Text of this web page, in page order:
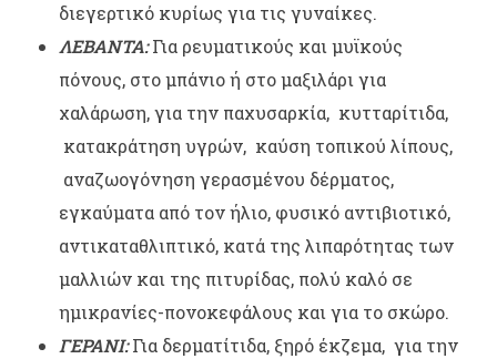
διεγερτικό κυρίως για τις γυναίκες.
ΛΕΒΑΝΤΑ:Για ρευματικούς και μυϊκούς
πόνους, στο μπάνιο ή στο μαξιλάρι για
χαλάρωση, για την παχυσαρκία, κυτταρίτιδα,
κατακράτηση υγρών, καύση τοπικού λίπους,
αναζωογόνηση γερασμένου δέρματος,
εγκαύματα από τον ήλιο, φυσικό αντιβιοτικό,
αντικαταθλιπτικό, κατά της λιπαρότητας των
μαλλιών και της πιτυρίδας, πολύ καλό σε
ημικρανίες-πονοκεφάλους και για το σκώρο.
ΓΕΡΑΝΙ:Για δερματίτιδα, ξηρό έκζεμα, για την